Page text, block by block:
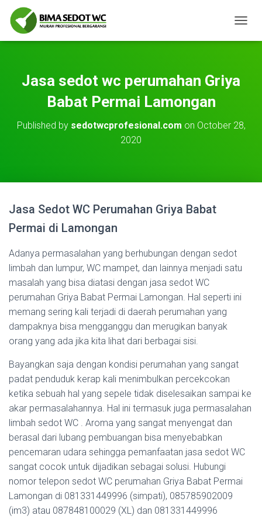
O
I
O
Jasa sedot wc perumahan Griya
Babat Permai Lamongan
Published by sedotwcprofesional.com on October 28,
2020
Jasa Sedot WC Perumahan Griya Babat
Permai di Lamongan
Adanya permasalahan yang berhubungan dengan sedot
limbah dan lumpur, WC mampet, dan lainnya menjadi satu
masalah yang bisa diatasi dengan jasa sedot WC
perumahan Griya Babat Permai Lamongan. Hal seperti ini
memang sering kali terjadi di daerah perumahan yang
dampaknya bisa mengganggu dan merugikan banyak
orang yang ada jika kita lihat dari berbagai sisi.
Bayangkan saja dengan kondisi perumahan yang sangat
padat penduduk kerap kali menimbulkan percekcokan
ketika sebuah hal yang sepele tidak diselesaikan sampai ke
akar permasalahannya. Hal ini termasuk juga permasalahan
limbah sedot WC . Aroma yang sangat menyengat dan
berasal dari lubang pembuangan bisa menyebabkan
pencemaran udara sehingga pemanfaatan jasa sedot WC
sangat cocok untuk dijadikan sebagai solusi. Hubungi
nomor telepon sedot WC perumahan Griya Babat Permai
Lamongan di 081331449996 (simpati), 085785902009
(im3) atau 087848100029 (XL) dan 081331449996